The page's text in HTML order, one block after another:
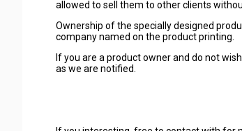
allowed to sell them to other clients
Ownership of the specially designed
company named on the product printing.
If you are a product owner and do not
as we are notified.